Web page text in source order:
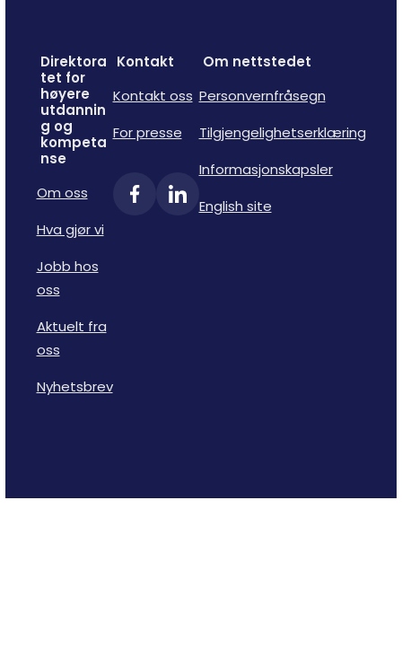
Direktora
tet for
høyere
utdannin
g og
kompeta
nse
Om oss
Hva gjør vi
Jobb hos
oss
Aktuelt fra
oss
Nyhetsbrev
Kontakt
Kontakt oss
For presse
Om nettstedet
Personvernfråsegn
Tilgjengelighetserklæring
Informasjonskapsler
English site